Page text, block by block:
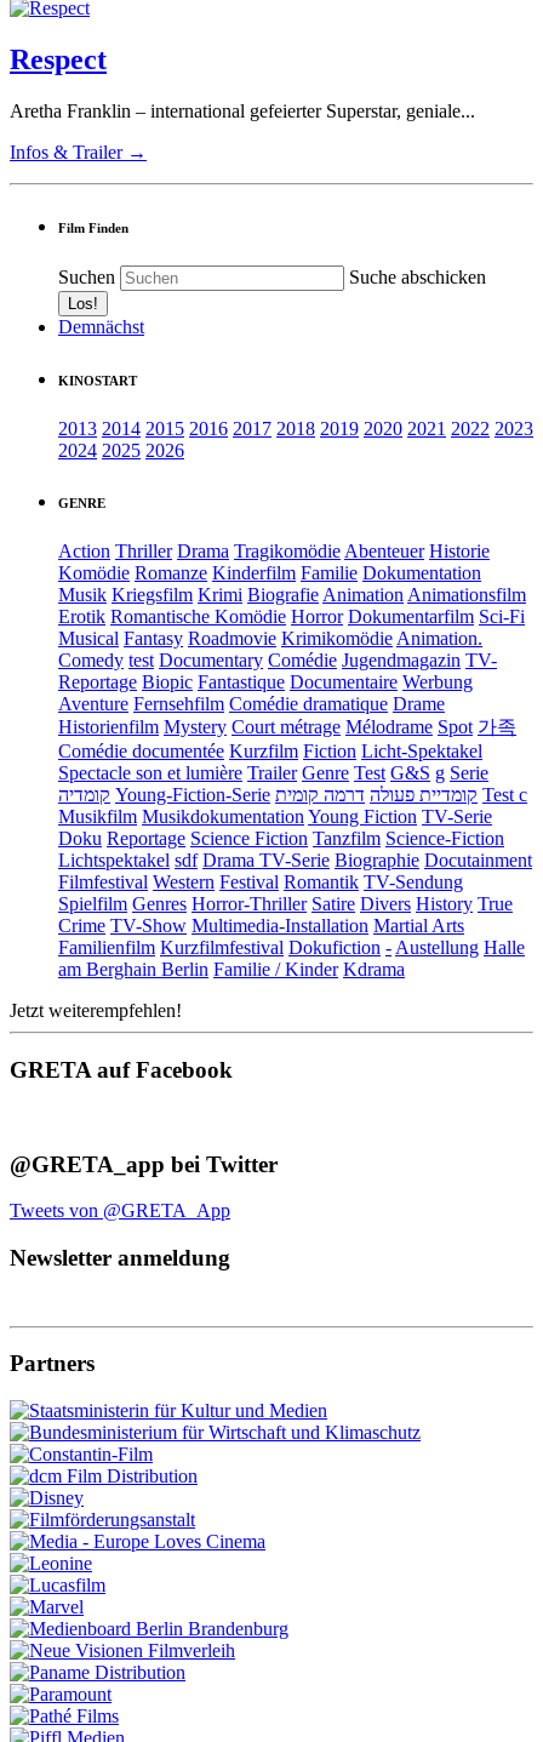
Respect
Aretha Franklin – international gefeierter Superstar, geniale...
Infos & Trailer →
Film Finden
Suchen Suche abschicken
Demnächst
KINOSTART
2013 2014 2015 2016 2017 2018 2019 2020 2021 2022 2023
2024 2025 2026
GENRE
Action Thriller Drama TragikomödieAbenteuer Historie
Komödie Romanze Kinderfilm Familie Dokumentation
Musik Kriegsfilm Krimi BiografieAnimationAnimationsfilm
Erotik Romantische Komödie Horror Dokumentarfilm Sci-Fi
Musical Fantasy Roadmovie KrimikomödieAnimation.
Comedy test Documentary Comédie Jugendmagazin TV-
Reportage Biopic Fantastique Documentaire Werbung
Aventure Fernsehfilm Comédie dramatique Drame
Historienfilm Mystery Court métrage Mélodrame Spot 가족
Comédie documentée Kurzfilm Fiction Licht-Spektakel
Spectacle son et lumière Trailer Genre Test G&S g Serie
קומדיה Young-Fiction-Serie קומדיית פעולה דרמה קומית
Test c
Musikfilm MusikdokumentationYoung Fiction TV-Serie
Doku Reportage Science Fiction Tanzfilm Science-Fiction
Lichtspektakel sdf Drama TV-Serie Biographie Docutainment
Filmfestival Western Festival Romantik TV-Sendung
Spielfilm Genres Horror-Thriller Satire Divers History True
Crime TV-Show Multimedia-Installation Martial Arts
Familienfilm Kurzfilmfestival Dokufiction -Austellung Halle
am Berghain Berlin Familie / Kinder Kdrama
Jetzt weiterempfehlen!
GRETA auf Facebook
@GRETA_app bei Twitter
Tweets von @GRETA_App
Newsletter anmeldung
Partners